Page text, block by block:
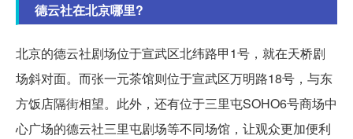
德云社在北京哪里?
北京的德云社剧场位于宣武区北纬路甲1号，就在天桥剧
场斜对面。而张一元茶馆则位于宣武区万明路18号，与东
方饭店隔街相望。此外，还有位于三里屯SOHO6号商场中
心广场的德云社三里屯剧场等不同场馆，让观众更加便利